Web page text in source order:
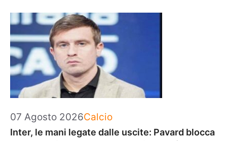
07 Agosto 2026Categorie
Calcio
Inter, le mani legate dalle uscite: Pavard blocca